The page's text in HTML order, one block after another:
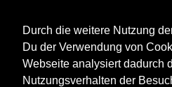
Durch die weitere Nutzung
Du der Verwendung von
Webseite analysiert dadurch
Nutzungsverhalten der